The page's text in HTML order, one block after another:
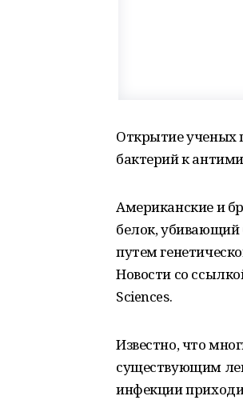
Открытие ученых
бактерий к
Американские и
белок, убивающий
путем
Новости со
Sciences.
Известно, что
существующим
инфекции